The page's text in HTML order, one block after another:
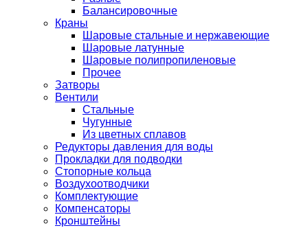
Балансировочные
Краны
Шаровые стальные и нержавеющие
Шаровые латунные
Шаровые полипропиленовые
Прочее
Затворы
Вентили
Стальные
Чугунные
Из цветных сплавов
Редукторы давления для воды
Прокладки для подводки
Стопорные кольца
Воздухоотводчики
Комплектующие
Компенсаторы
Кронштейны